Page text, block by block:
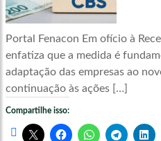
Portal Fenacon Em ofício à
enfatiza que a medida é
adaptação das empresas ao
continuação às ações […]
Compartilhe isso: